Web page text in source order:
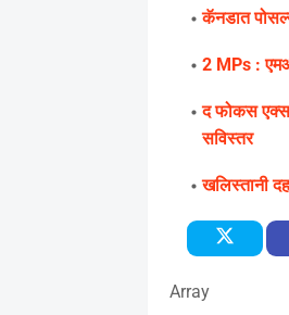
कॅनडात
2 MPs :
द फोकस
सविस्तर
खलिस्तानी
Array